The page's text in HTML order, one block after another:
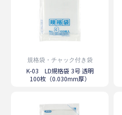
規格袋・チャック付き袋
K-03 LD規格袋 3号 透明
100枚（0.030mm厚）